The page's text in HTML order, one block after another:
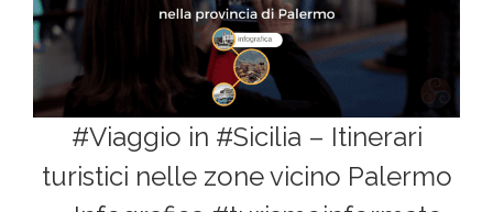
#Viaggio in #Sicilia – Itinerari
turistici nelle zone vicino Palermo